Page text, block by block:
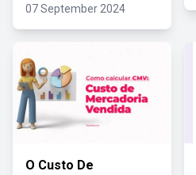
07 September 2024
O Custo De